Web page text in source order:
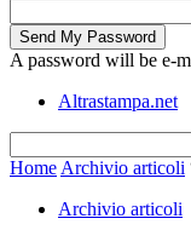
A password will be e-
Altrastampa.net
Home Archivio articoli
Archivio articoli